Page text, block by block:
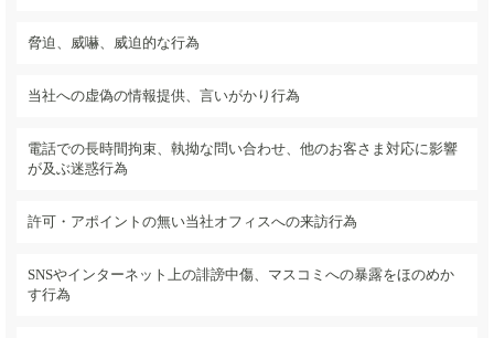
脅迫、威嚇、威迫的な行為
当社への虚偽の情報提供、言いがかり行為
電話での長時間拘束、執拗な問い合わせ、他のお客さま対応に影響
が及ぶ迷惑行為
許可・アポイントの無い当社オフィスへの来訪行為
SNSやインターネット上の誹謗中傷、マスコミへの暴露をほのめか
す行為